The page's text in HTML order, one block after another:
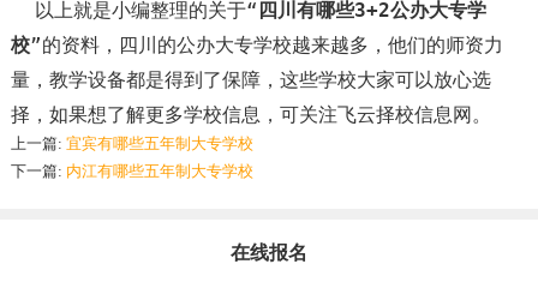
以上就是小编整理的关于“ 四川有哪些3+2公办大专学
校”的资料，四川的公办大专学校越来越多，他们的师资力
量，教学设备都是得到了保障，这些学校大家可以放心选
择，如果想了解更多学校信息，可关注飞云择校信息网。
上一篇: 宜宾有哪些五年制大专学校
下一篇: 内江有哪些五年制大专学校
在线报名